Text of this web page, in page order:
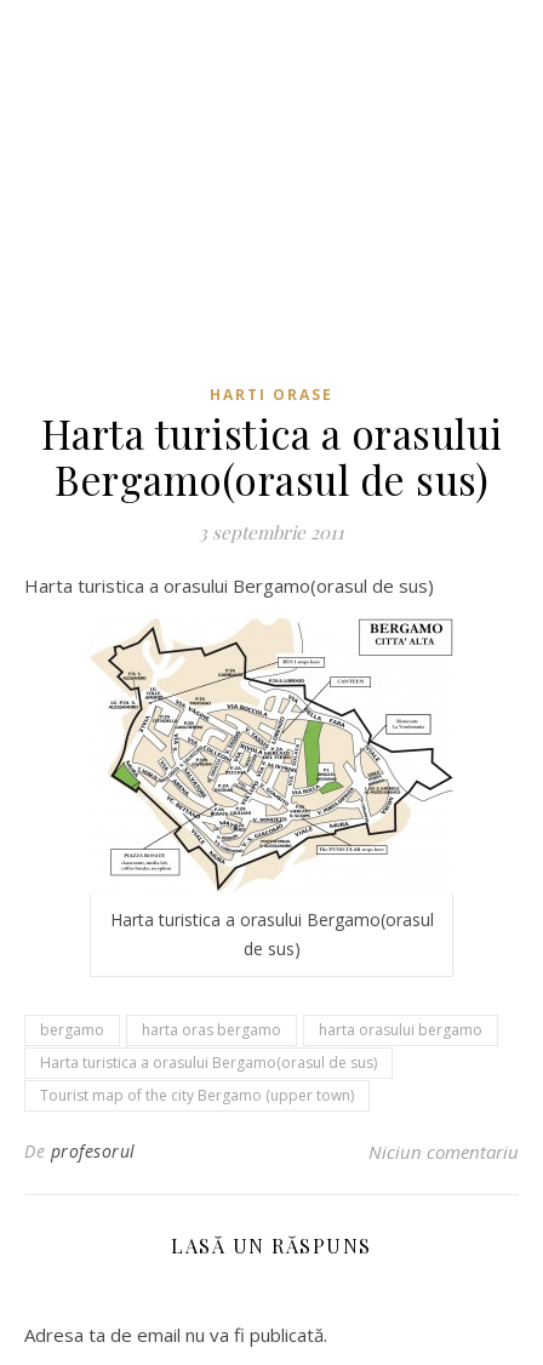
HARTI ORASE
Harta turistica a orasului
Bergamo(orasul de sus)
3 septembrie 2011
Harta turistica a orasului Bergamo(orasul de sus)
Harta turistica a orasului Bergamo(orasul
de sus)
bergamo harta oras bergamo
harta orasului bergamo
Harta turistica a orasului Bergamo(orasul de sus)
Tourist map of the city Bergamo (upper town)
De profesorul Niciun comentariu
LASĂ UN RĂSPUNS
Adresa ta de email nu va fi publicată.